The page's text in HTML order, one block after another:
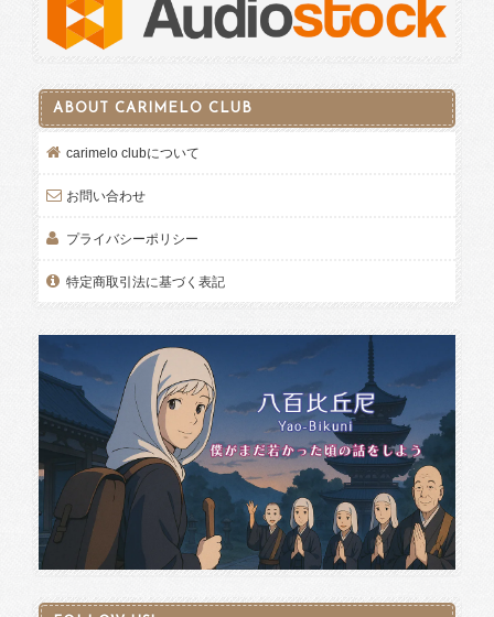
ABOUT CARIMELO CLUB
carimelo clubについて
お問い合わせ
プライバシーポリシー
特定商取引法に基づく表記